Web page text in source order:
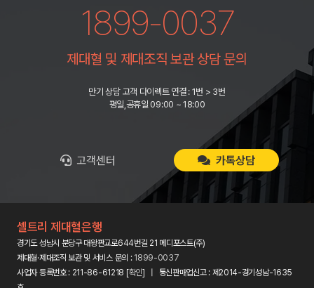
1899-0037
제대혈 및 제대조직 보관 상담 문의
만기 상담 고객 다이렉트 연결 : 1번 > 3번
평일,공휴일 09:00 ~ 18:00
고객센터 카톡상담
셀트리 제대혈은행
경기도 성남시 분당구 대왕판교로644번길 21 메디포스트(주)
제대혈·제대조직 보관 및 서비스 문의 : 1899-0037
사업자 등록번호 : 211-86-61218 [확인] | 통신판매업신고 : 제2014-경기성남-1635